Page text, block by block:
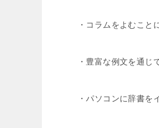
・コラムをよむこと
・豊富な例文を通じ
・パソコンに辞書を